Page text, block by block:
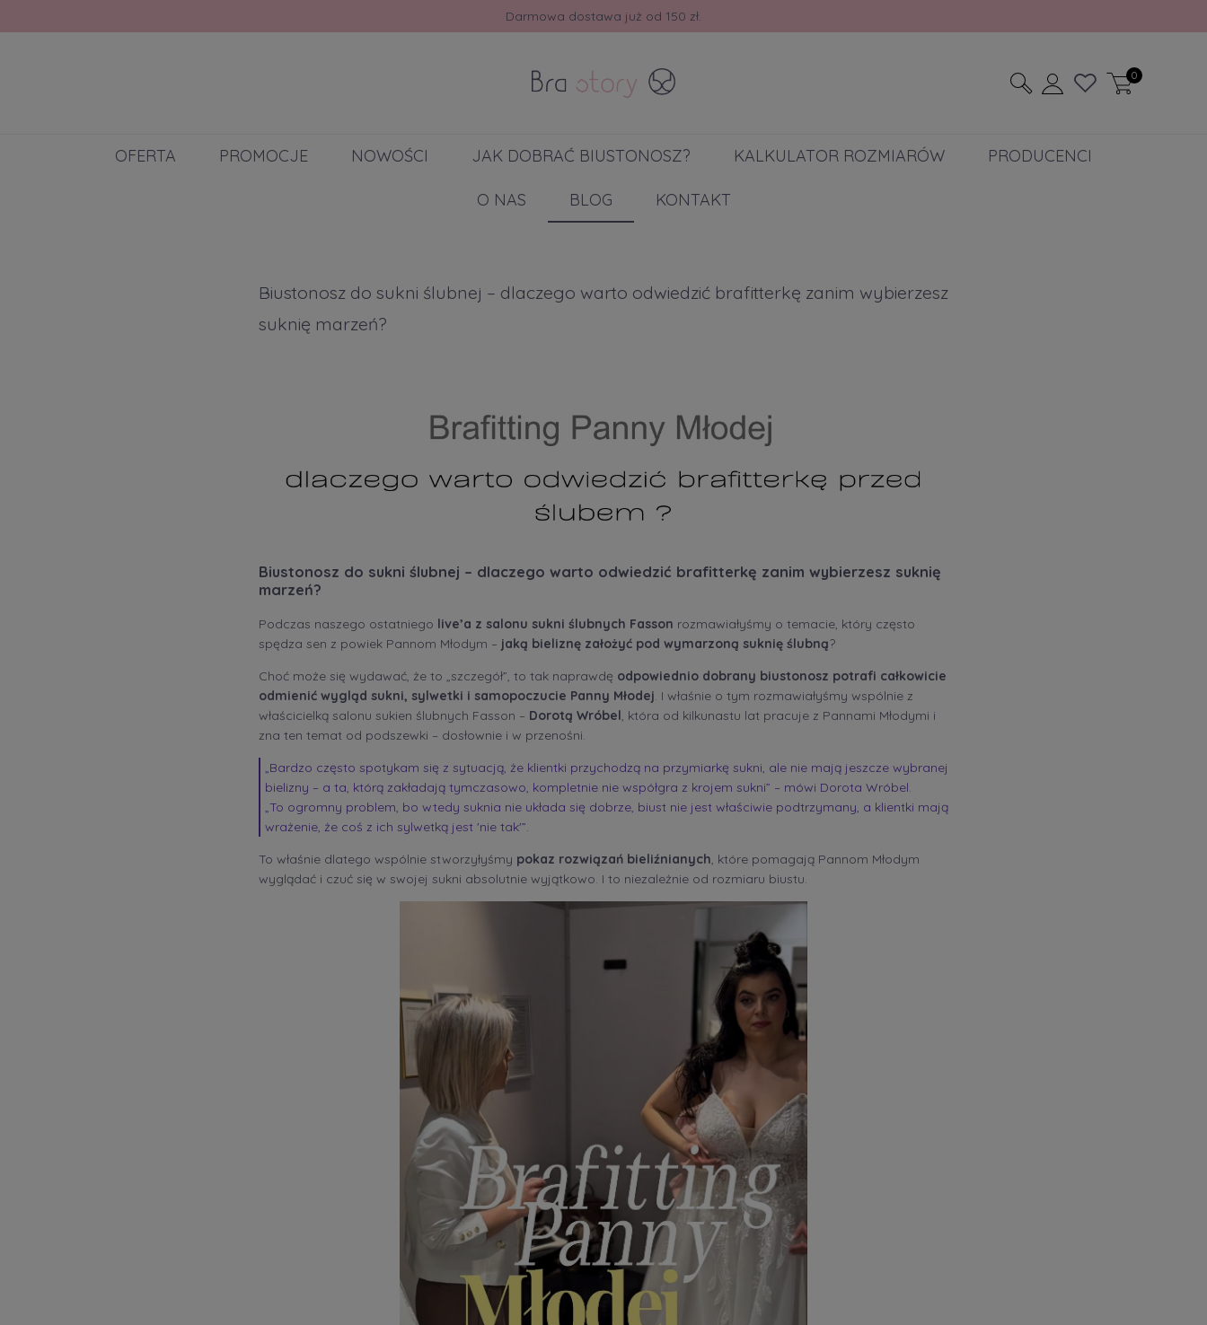
30 dni na zwrot lub wymianę.
0
OFERTA PROMOCJE NOWOŚCI JAK DOBRAĆ BIUSTONOSZ? KALKULATOR ROZMIARÓW PRODUCENCI
O NAS BLOG KONTAKT
Biustonosz do sukni ślubnej – dlaczego warto odwiedzić brafitterkę zanim wybierzesz
suknię marzeń?
Biustonosz do sukni ślubnej – dlaczego warto odwiedzić brafitterkę zanim wybierzesz suknię
marzeń?
Podczas naszego ostatniego live’a z salonu sukni ślubnych Fasson rozmawiałyśmy o temacie, który często
spędza sen z powiek Pannom Młodym – jaką bieliznę założyć pod wymarzoną suknię ślubną?
Choć może się wydawać, że to „szczegół”, to tak naprawdę odpowiednio dobrany biustonosz potrafi całkowicie
odmienić wygląd sukni, sylwetki i samopoczucie Panny Młodej. I właśnie o tym rozmawiałyśmy wspólnie z
właścicielką salonu sukien ślubnych Fasson – Dorotą Wróbel, która od kilkunastu lat pracuje z Pannami Młodymi i
zna ten temat od podszewki – dosłownie i w przenośni.
„Bardzo często spotykam się z sytuacją, że klientki przychodzą na przymiarkę sukni, ale nie mają jeszcze wybranej
bielizny – a ta, którą zakładają tymczasowo, kompletnie nie współgra z krojem sukni” – mówi Dorota Wróbel.
„To ogromny problem, bo wtedy suknia nie układa się dobrze, biust nie jest właściwie podtrzymany, a klientki mają
wrażenie, że coś z ich sylwetką jest 'nie tak'”.
To właśnie dlatego wspólnie stworzyłyśmy pokaz rozwiązań bieliźnianych, które pomagają Pannom Młodym
wyglądać i czuć się w swojej sukni absolutnie wyjątkowo. I to niezależnie od rozmiaru biustu.